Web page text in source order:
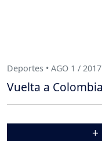
Deportes • AGO 1 / 2017
Vuelta a